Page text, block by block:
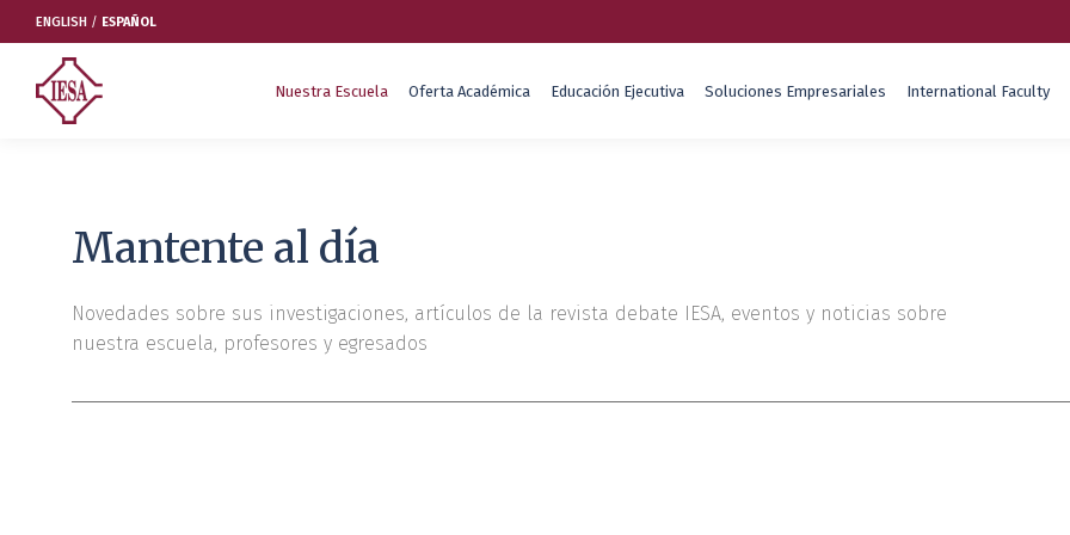
ENGLISH / ESPAÑOL
Nuestra Escuela Oferta Académica Educación Ejecutiva Soluciones Empresariales International Faculty
Nuestra Escuela
Educación Ejecutiva
Soluciones Empresariales
Mantente al día
Novedades sobre sus investigaciones, artículos de la revista debate IESA, eventos y noticias sobre
nuestra escuela, profesores y egresados